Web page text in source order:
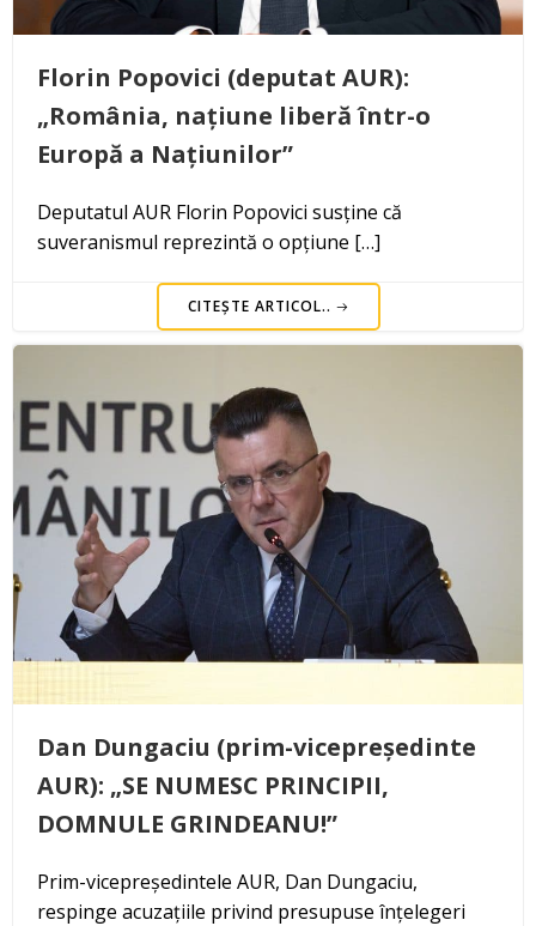
Florin Popovici (deputat AUR):
„România, națiune liberă într-o
Europă a Națiunilor”
Deputatul AUR Florin Popovici susține că
suveranismul reprezintă o opțiune […]
CITEȘTE ARTICOL..
Dan Dungaciu (prim-vicepreședinte
AUR): „SE NUMESC PRINCIPII,
DOMNULE GRINDEANU!”
Prim-vicepreședintele AUR, Dan Dungaciu,
respinge acuzațiile privind presupuse înțelegeri